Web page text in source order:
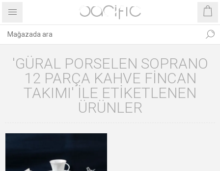
'GÜRAL PORSELEN SOPRANO
12 PARÇA KAHVE FINCAN
TAKIMI' ILE ETIKETLENEN
ÜRÜNLER